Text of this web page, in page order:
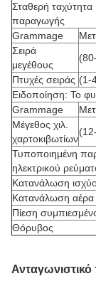
Σταθερή ταχύτητα
παραγωγής
Grammage
Σειρά
μεγέθους
Πτυχές σειράς (1-
Ειδοποίηση: Το
Grammage
Μέγεθος χιλ.
χαρτοκιβωτίων
Τυποποιημένη
ηλεκτρικού
Κατανάλωση
Κατανάλωση αέρα
Πίεση
Θόρυβος